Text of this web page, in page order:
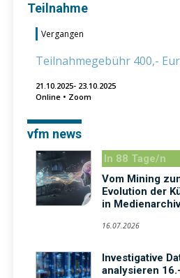
Teilnahme
Vergangen
Teilnahmegebühr 400,-
21.10.2025- 23.10.2025
Online • Zoom
vfm news
In 88 Tage/n
Vom Mining
Evolution der
in
16.07.2026
Investigative
analysieren